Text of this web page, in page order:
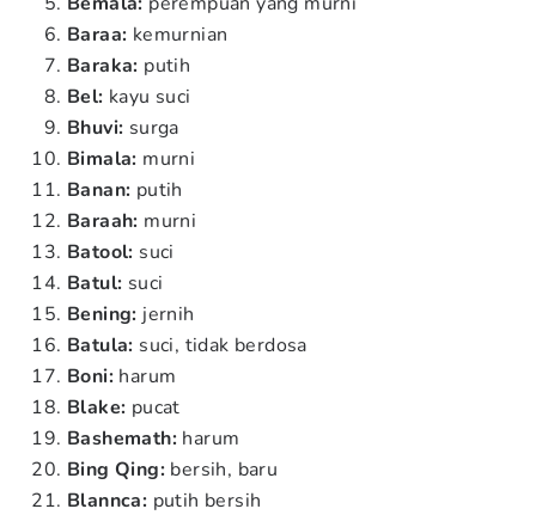
Baraa: kemurnian
Baraka: putih
Bel: kayu suci
Bhuvi: surga
Bimala: murni
Banan: putih
Baraah: murni
Batool: suci
Batul: suci
Bening: jernih
Batula: suci, tidak berdosa
Boni: harum
Blake: pucat
Bashemath: harum
Bing Qing: bersih, baru
Blannca: putih bersih